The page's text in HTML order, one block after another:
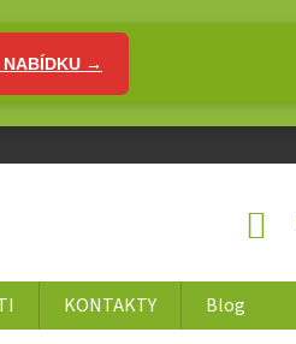
→
KONTAKTY Blog